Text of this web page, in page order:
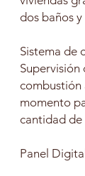
dos baños y
Sistema de
Supervisión
combustión
momento
cantidad de
Panel